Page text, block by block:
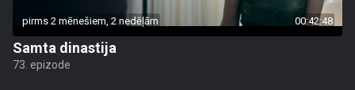
pirms 2 mēnešiem, 2 nedēļām 00:42:48
Samta dinastija
73. epizode